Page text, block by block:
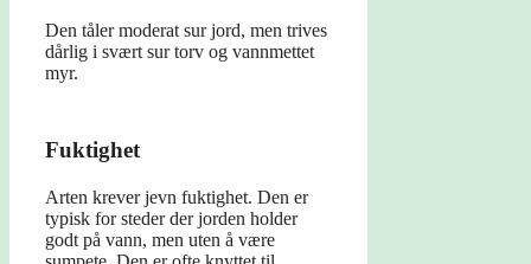
Den tåler moderat sur jord, men trives
dårlig i svært sur torv og vannmettet
myr.
Fuktighet
Arten krever jevn fuktighet. Den er
typisk for steder der jorden holder
godt på vann, men uten å være